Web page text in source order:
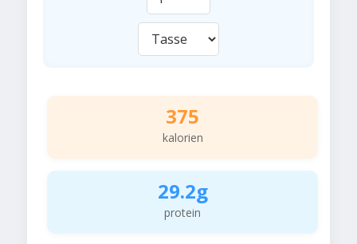
375
kalorien
29.2g
protein